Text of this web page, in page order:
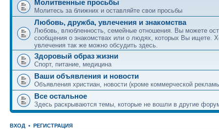
Молитвенные просьбы
Молитесь за ближних и оставляйте свои просьбы
Любовь, дружба, увлечения и знакомства
Любовь, влюбленность, семейные отношения. Вы можете
сообщения о знакомствах или о людях, которых Вы ищете.
увлечения так же можно обсудить здесь.
Здоровый образ жизни
Спорт, питание, медицина
Ваши объявления и новости
Объявления христиан, новости (кроме коммерческой
Все остальное
Здесь раскрываются темы, которые не вошли в другие
ВХОД • РЕГИСТРАЦИЯ